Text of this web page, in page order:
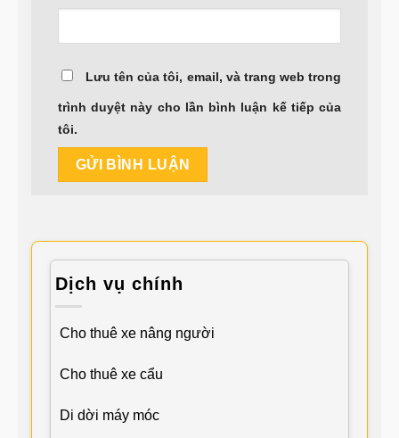
Lưu tên của tôi, email, và trang web trong
trình duyệt này cho lần bình luận kế tiếp của
tôi.
Dịch vụ chính
Cho thuê xe nâng người
Cho thuê xe cẩu
Di dời máy móc